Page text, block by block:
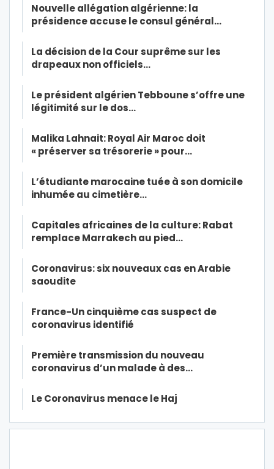
Nouvelle allégation algérienne: la
présidence accuse le consul général…
La décision de la Cour suprême sur les
drapeaux non officiels…
Le président algérien Tebboune s’offre une
légitimité sur le dos…
Malika Lahnait: Royal Air Maroc doit
« préserver sa trésorerie » pour…
L’étudiante marocaine tuée à son domicile
inhumée au cimetière…
Capitales africaines de la culture: Rabat
remplace Marrakech au pied…
Coronavirus: six nouveaux cas en Arabie
saoudite
France-Un cinquième cas suspect de
coronavirus identifié
Première transmission du nouveau
coronavirus d’un malade à des…
Le Coronavirus menace le Haj